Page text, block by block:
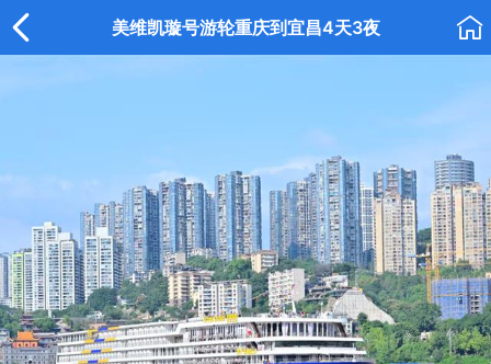
 美维凯璇号游轮重庆到宜昌4天3夜 